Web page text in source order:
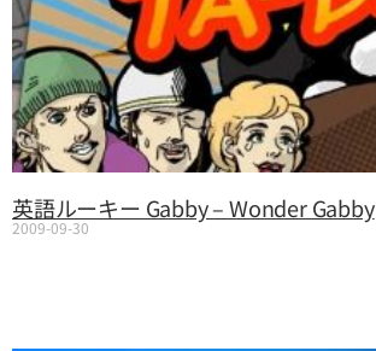
英語ルーキー Gabby – Wonder Gabby
2009-09-30